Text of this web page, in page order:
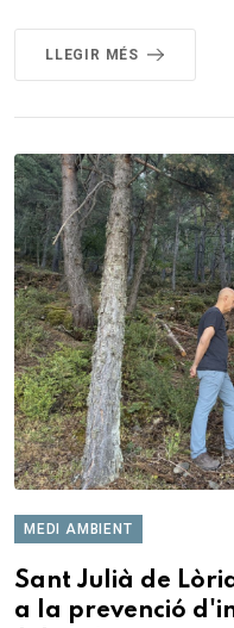
LLEGIR MÉS
MEDI AMBIENT
Sant Julià de
a la prevenció